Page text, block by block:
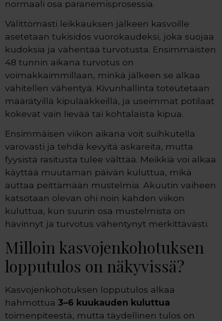
normaali osa paranemisprosessia.
Välittömästi leikkauksen jälkeen kasvoille
asetetaan tukisidos vuorokaudeksi, joka suojaa
kudoksia ja vähentää turvotusta. Ensimmäisten
48 tunnin aikana turvotus on
voimakkaimmillaan, minkä jälkeen se alkaa
vähitellen vähentyä. Kivunhallinta toteutetaan
määrätyillä kipulääkkeillä, ja useimmat potilaat
kokevat vain lievää tai kohtalaista kipua.
Ensimmäisen viikon aikana voit suihkutella
varovasti ja tehdä kevyitä askareita, mutta
fyysistä rasitusta tulee välttää. Meikkiä voi alkaa
käyttää muutaman päivän kuluttua, mikä
auttaa peittämään mustelmia. Akuutin vaiheen
katsotaan olevan ohi noin kahden viikon
kuluttua, kun suurin osa mustelmista on
hävinnyt ja turvotus vähentynyt merkittävästi.
Milloin kasvojenkohotuksen
lopputulos on näkyvissä?
Kasvojenkohotuksen lopputulos alkaa
hahmottua 3–6 kuukauden kuluttua
toimenpiteestä, mutta täydellinen tulos on